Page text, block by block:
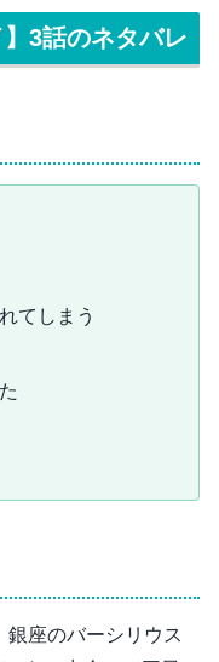
3話のネタバレ
てしまう
銀座のバーシリウス